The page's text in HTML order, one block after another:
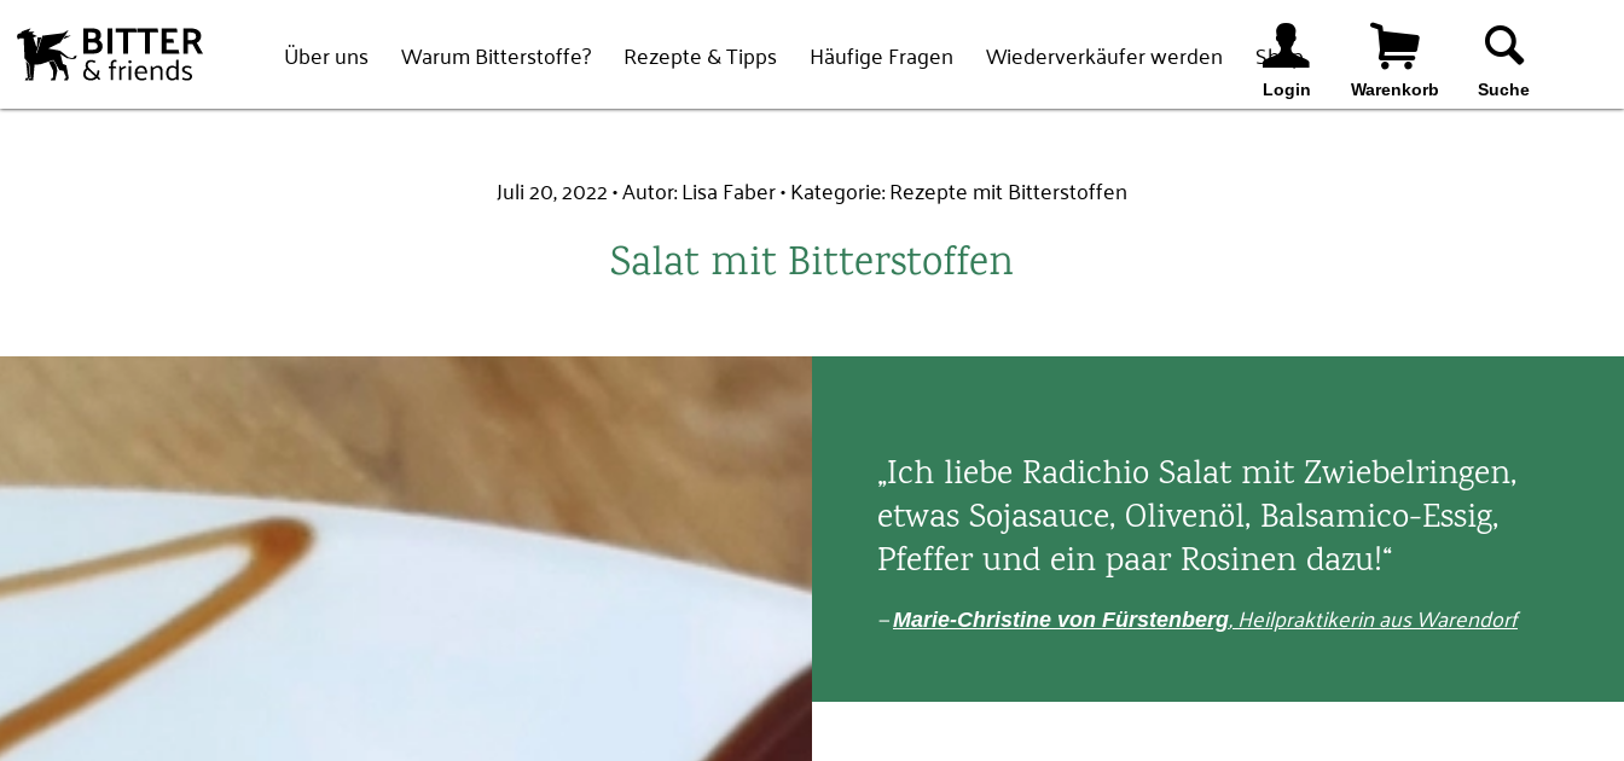
Über uns Warum Bitterstoffe? Rezepte & Tipps Häufige Fragen Wiederverkäufer werden Shop
Login
E-Mail-Adresse
Angemeldet
bleiben
Passwort vergessen?
Jetzt einloggen
Warenkorb Suche
Juli 20, 2022 Autor: Lisa Faber Kategorie:Rezepte mit Bitterstoffen
Salat mit Bitterstoffen
„Ich liebe Radichio Salat mit Zwiebelringen,
etwas Sojasauce, Olivenöl, Balsamico-Essig,
Pfeffer und ein paar Rosinen dazu!“
—Marie-Christine von Fürstenberg, Heilpraktikerin aus Warendorf